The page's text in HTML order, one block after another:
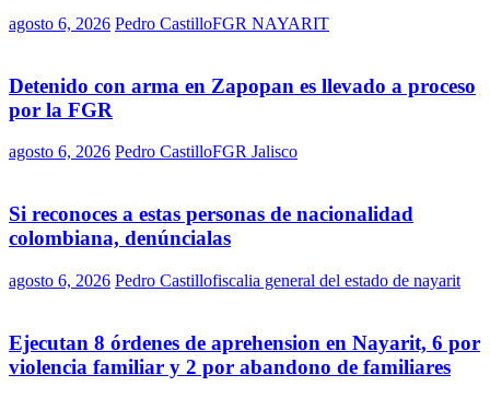
agosto 6, 2026 Pedro CastilloFGR NAYARIT
Detenido con arma en Zapopan es llevado a proceso
por la FGR
agosto 6, 2026 Pedro CastilloFGR Jalisco
Si reconoces a estas personas de nacionalidad
colombiana, denúncialas
agosto 6, 2026 Pedro Castillofiscalia general del estado de nayarit
Ejecutan 8 órdenes de aprehension en Nayarit, 6 por
violencia familiar y 2 por abandono de familiares